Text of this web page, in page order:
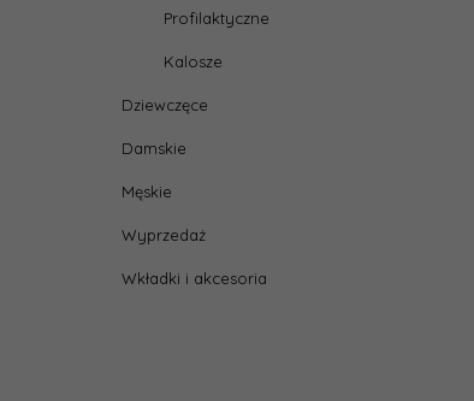
Profilaktyczne
Kalosze
Dziewczęce
Damskie
Męskie
Wyprzedaż
Wkładki i akcesoria